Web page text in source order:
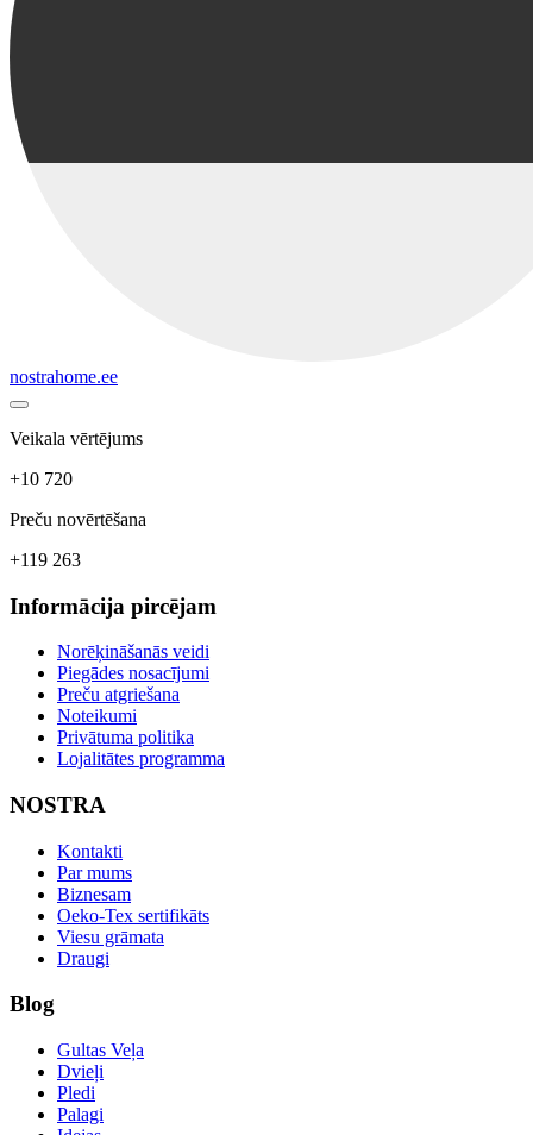
nostrahome.ee
Veikala vērtējums
+10 720
Preču novērtēšana
+119 263
Informācija pircējam
Norēķināšanās veidi
Piegādes nosacījumi
Preču atgriešana
Noteikumi
Privātuma politika
Lojalitātes programma
NOSTRA
Kontakti
Par mums
Biznesam
Oeko-Tex sertifikāts
Viesu grāmata
Draugi
Blog
Gultas Veļa
Dvieļi
Pledi
Palagi